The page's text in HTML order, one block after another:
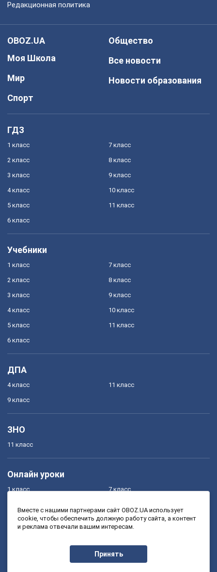
Редакционная политика
OBOZ.UA
Моя Школа
Мир
Спорт
Общество
Все новости
Новости образования
ГДЗ
1 класс
2 класс
3 класс
4 класс
5 класс
6 класс
7 класс
8 класс
9 класс
10 класс
11 класс
Учебники
1 класс
2 класс
3 класс
4 класс
5 класс
6 класс
7 класс
8 класс
9 класс
10 класс
11 класс
ДПА
4 класс
9 класс
11 класс
ЗНО
11 класс
Онлайн уроки
1 класс
3 класс
7 класс
9 класс
Вместе с нашими партнерами сайт OBOZ.UA использует
cookie, чтобы обеспечить должную работу сайта, а контент
и реклама отвечали вашим интересам.
Принять